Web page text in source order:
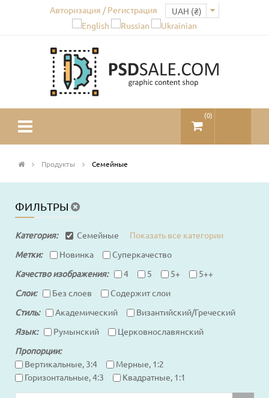
Авторизация / Регистрация
(0)
Продукты Семейные
ФИЛЬТРЫ
Категория: Семейные
Показать все категории
Метки:
Новинка
Суперкачество
Качество изображения
4 5 5+
5++
Слои
Без слоев
Содержит слои
Стиль
Академический
Византийский/Греческий
Язык
Румынский
Церковнославянский
Пропорции
Вертикальные, 3:4
Мерные, 1:2
Горизонтальные, 4:3
Квадратные, 1:1